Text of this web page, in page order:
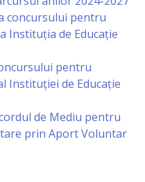
concursului pentru
Instituția de Educație
pentru
Instituției de Educație
de Mediu pentru
prin Aport Voluntar